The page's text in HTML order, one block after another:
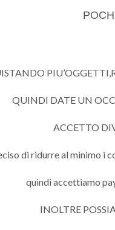
QUINDI DATE UN
ACCETTO
di ridurre al minimo i
quindi accettiamo
INOLTRE